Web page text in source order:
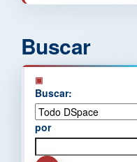
Buscar
Buscar:
por